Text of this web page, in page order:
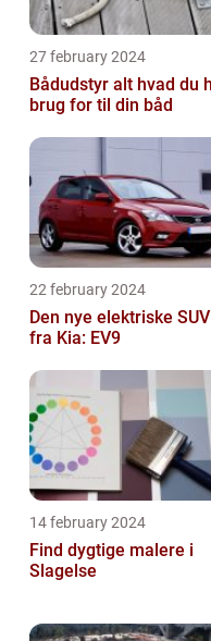
27 february 2024
Bådudstyr alt hvad du har
brug for til din båd
22 february 2024
Den nye elektriske SUV
fra Kia: EV9
14 february 2024
Find dygtige malere i
Slagelse